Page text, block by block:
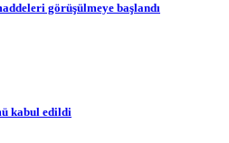
görüşülmeye başlandı
kabul edildi